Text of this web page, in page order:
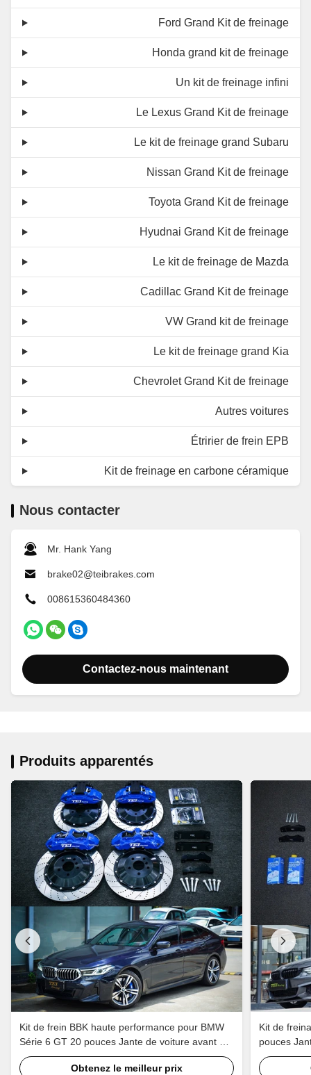
Ford Grand Kit de freinage
Honda grand kit de freinage
Un kit de freinage infini
Le Lexus Grand Kit de freinage
Le kit de freinage grand Subaru
Nissan Grand Kit de freinage
Toyota Grand Kit de freinage
Hyudnai Grand Kit de freinage
Le kit de freinage de Mazda
Cadillac Grand Kit de freinage
VW Grand kit de freinage
Le kit de freinage grand Kia
Chevrolet Grand Kit de freinage
Autres voitures
Étririer de frein EPB
Kit de freinage en carbone céramique
Nous contacter
Mr. Hank Yang
brake02@teibrakes.com
008615360484360
Contactez-nous maintenant
Produits apparentés
Kit de frein BBK haute performance pour BMW
Série 6 GT 20 pouces Jante de voiture avant 6
Piston et arrière 4 Piston étrier pour maintenir
EBP
Obtenez le meilleur prix
Kit de
pouces
Kit de